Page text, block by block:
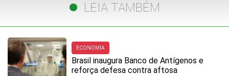
LEIA TAMBÉM
ECONOMIA
Brasil inaugura Banco de Antígenos e
reforça defesa contra aftosa